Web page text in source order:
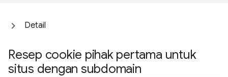
Detail
Resep cookie pihak pertama untuk
situs dengan subdomain